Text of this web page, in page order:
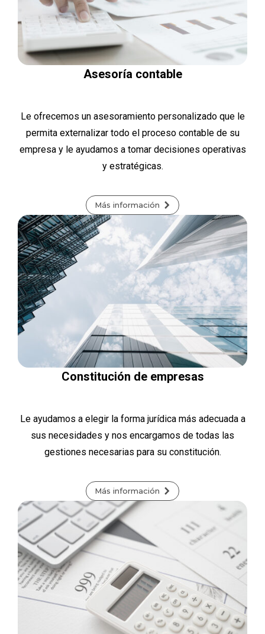
Asesoría contable
Le ofrecemos un asesoramiento personalizado que le
permita externalizar todo el proceso contable de su
empresa y le ayudamos a tomar decisiones operativas
y estratégicas.
Más información
Constitución de empresas
Le ayudamos a elegir la forma jurídica más adecuada a
sus necesidades y nos encargamos de todas las
gestiones necesarias para su constitución.
Más información